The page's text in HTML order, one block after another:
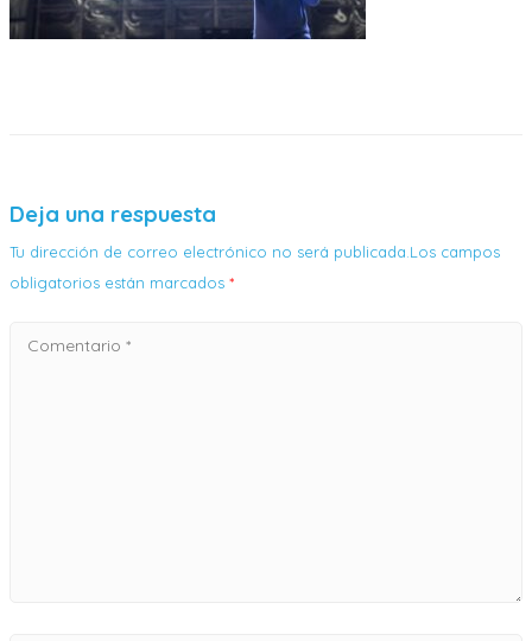
Deja una respuesta
Tu dirección de correo electrónico no será publicada.Los campos
obligatorios están marcados *